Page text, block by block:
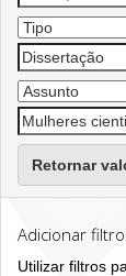
Retornar
Adicionar
Utilizar filtros